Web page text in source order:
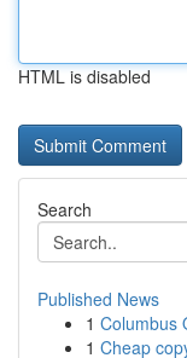
HTML is disabled
Search
Published News
1 Columbus
1 Cheap